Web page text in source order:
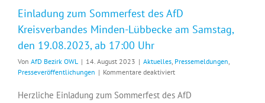
Einladung zum Sommerfest des AfD
Kreisverbandes Minden-Lübbecke am Samstag,
den 19.08.2023, ab 17:00 Uhr
Von AfD Bezirk OWL | 14. August 2023 | Aktuelles Pressemeldungen
Presseveröffentlichungen | Kommentare deaktiviertfür
zum
Herzliche Einladung zum Sommerfest des AfD